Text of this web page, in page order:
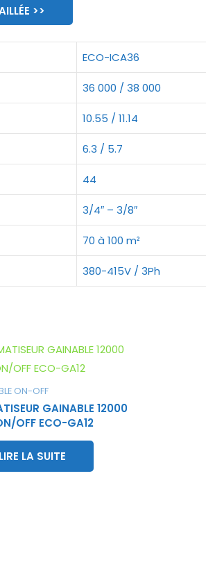
>>
ECO-ICA36
36 000 / 38 000
10.55 / 11.14
6.3 / 5.7
44
3/4″ – 3/8″
70 à 100 m²
380-415V / 3Ph
ON-OFF
GAINABLE 12000
OFF ECO-GA12
LIRE LA SUITE